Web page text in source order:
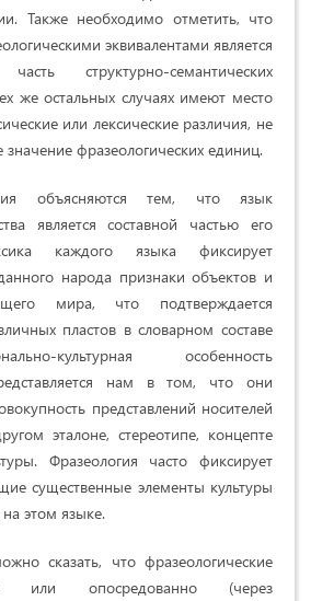
Также необходимо отметить, что
эквивалентами является
структурно-семантических
же остальных случаях имеют место
или лексические различия, не
фразеологических единиц.
объясняются тем, что язык
является составной частью его
каждого языка фиксирует
народа признаки объектов и
мира, что подтверждается
пластов в словарном составе
культурная особенность
нам в том, что они
представлений носителей
эталоне, стереотипе, концепте
Фразеология часто фиксирует
существенные элементы культуры
этом языке.
сказать, что фразеологические
или опосредованно (через